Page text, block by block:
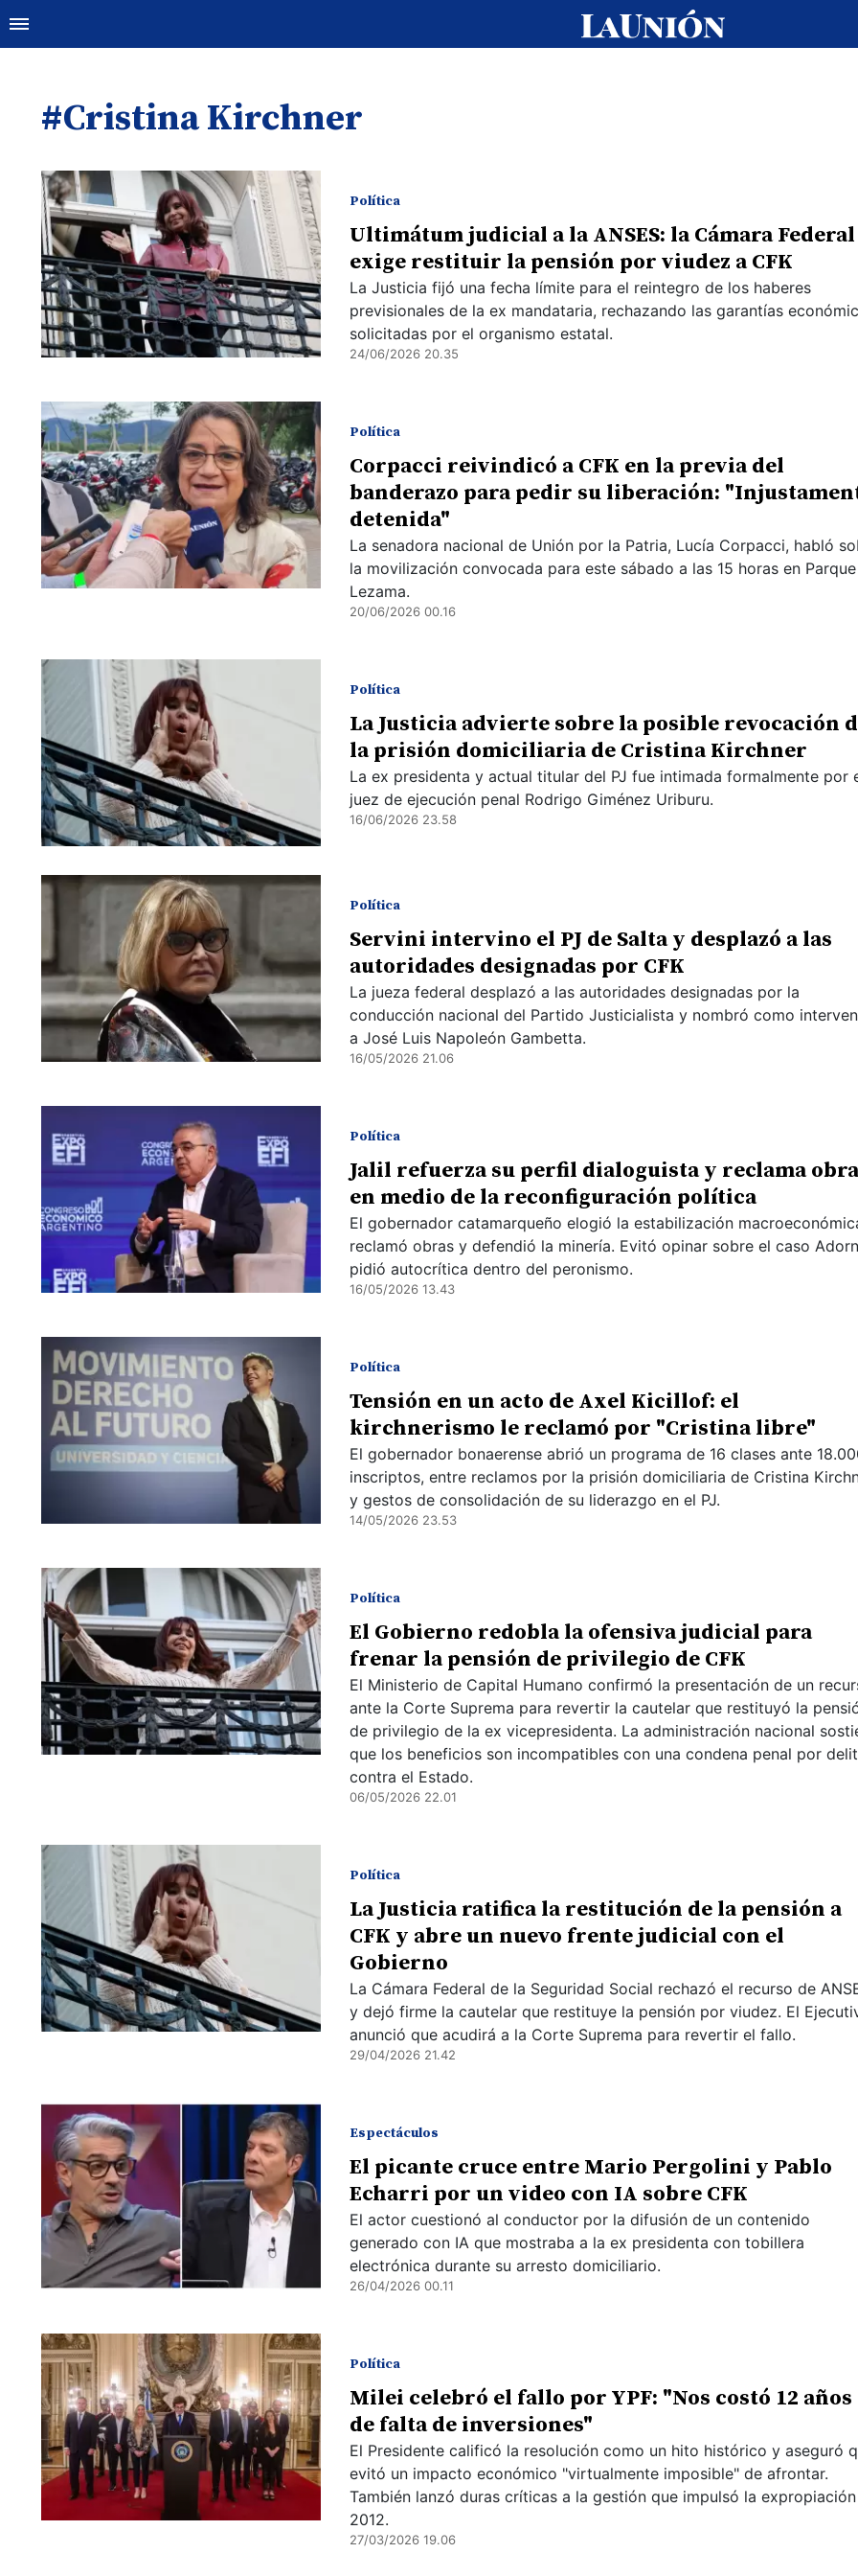
#Cristina Kirchner
Política
Ultimátum judicial a la ANSES: la Cámara Federal
exige restituir la pensión por viudez a CFK
La Justicia fijó una fecha límite para el reintegro de los haberes
previsionales de la ex mandataria, rechazando las garantías
solicitadas por el organismo estatal.
24/06/2026 20.35
Política
Corpacci reivindicó a CFK en la previa del
banderazo para pedir su liberación:
detenida"
La senadora nacional de Unión por la Patria, Lucía Corpacci, habló
la movilización convocada para este sábado a las 15 horas en Parque
Lezama.
20/06/2026 00.16
Política
La Justicia advierte sobre la posible revocación
la prisión domiciliaria de Cristina Kirchner
La ex presidenta y actual titular del PJ fue intimada formalmente por
juez de ejecución penal Rodrigo Giménez Uriburu.
16/06/2026 23.58
Política
Servini intervino el PJ de Salta y desplazó a las
autoridades designadas por CFK
La jueza federal desplazó a las autoridades designadas por la
conducción nacional del Partido Justicialista y nombró como
a José Luis Napoleón Gambetta.
16/05/2026 21.06
Política
Jalil refuerza su perfil dialoguista y reclama
en medio de la reconfiguración política
El gobernador catamarqueño elogió la estabilización
reclamó obras y defendió la minería. Evitó opinar sobre el caso
pidió autocrítica dentro del peronismo.
16/05/2026 13.43
Política
Tensión en un acto de Axel Kicillof: el
kirchnerismo le reclamó por "Cristina libre"
El gobernador bonaerense abrió un programa de 16 clases ante
inscriptos, entre reclamos por la prisión domiciliaria de Cristina
y gestos de consolidación de su liderazgo en el PJ.
14/05/2026 23.53
Política
El Gobierno redobla la ofensiva judicial para
frenar la pensión de privilegio de CFK
El Ministerio de Capital Humano confirmó la presentación de un
ante la Corte Suprema para revertir la cautelar que restituyó la
de privilegio de la ex vicepresidenta. La administración nacional
que los beneficios son incompatibles con una condena penal por
contra el Estado.
06/05/2026 22.01
Política
La Justicia ratifica la restitución de la pensión a
CFK y abre un nuevo frente judicial con el
Gobierno
La Cámara Federal de la Seguridad Social rechazó el recurso de
y dejó firme la cautelar que restituye la pensión por viudez. El
anunció que acudirá a la Corte Suprema para revertir el fallo.
29/04/2026 21.42
Espectáculos
El picante cruce entre Mario Pergolini y Pablo
Echarri por un video con IA sobre CFK
El actor cuestionó al conductor por la difusión de un contenido
generado con IA que mostraba a la ex presidenta con tobillera
electrónica durante su arresto domiciliario.
26/04/2026 00.11
Política
Milei celebró el fallo por YPF: "Nos costó 12 años
de falta de inversiones"
El Presidente calificó la resolución como un hito histórico y aseguró
evitó un impacto económico "virtualmente imposible" de afrontar.
También lanzó duras críticas a la gestión que impulsó la
2012.
27/03/2026 19.06